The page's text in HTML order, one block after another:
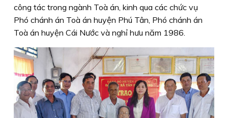
công tác trong ngành Toà án, kinh qua các chức vụ
Phó chánh án Toà án huyện Phú Tân, Phó chánh án
Toà án huyện Cái Nước và nghỉ hưu năm 1986.